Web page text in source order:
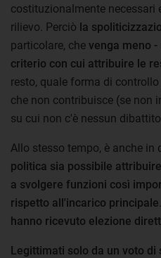
costituzionalmente necessari
rilievo. Perciò la
particolare, che venga meno
criterio con cui attribuire le
resto, quale forma di
che non contribuisce (se non
su cui non c'è nessun
Allo stesso tempo, è anche in
politica sia possibile
a svolgere funzioni così
rispetto all'incarico principale
hanno ricevuto elezione
Legittimati solo da un voto di